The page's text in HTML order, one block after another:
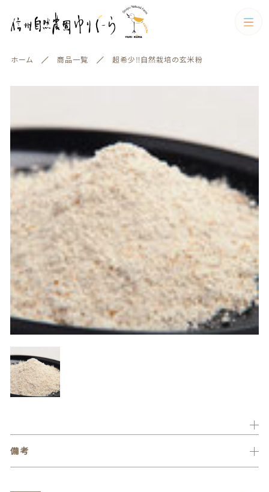
ホーム 商品一覧 超希少‼自然栽培の玄米粉
備考
カートに商品を追加しました
800円（税込）
ショッピングを続ける
カートを確認する
カテゴリー
お米
加工品 お菓子・飲料
カテゴリー一覧
セール商品
すべて
お米
加工品
お菓子・飲料
お得なセット・ギフトセット
木のおもちゃ
エイジングケアマスク
絞り込み検索
親カテゴリー
子カテゴリー
価格帯
～
その他
在庫あり
並び順